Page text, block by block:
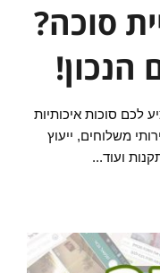
סוכה?
לכם סוכות איכותיות
משלוחים, ייעוץ
ועוד...